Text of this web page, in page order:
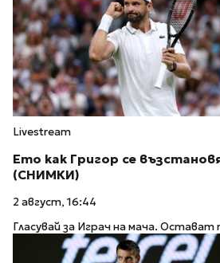
Livestream
Ето как Григор се
(СНИМКИ)
2 август, 16:44
Гласувай за Играч на мача. Остават